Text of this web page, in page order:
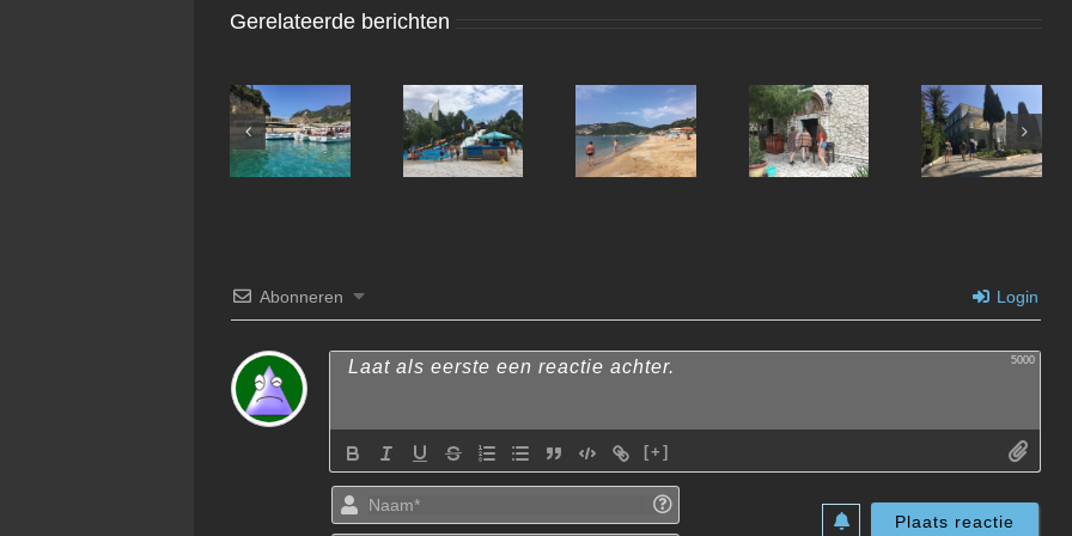
Gerelateerde berichten
Paleokastritsa
Aqualand
Korfoe
Noordwesten
Korfoe
verkennen
Noordoosten
Korfoe
verkennen
Abonneren Login
5000
[+]
Naam*